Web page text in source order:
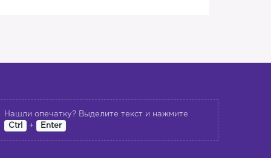
Нашли опечатку? Выделите текст и нажмите
Ctrl
+ Enter